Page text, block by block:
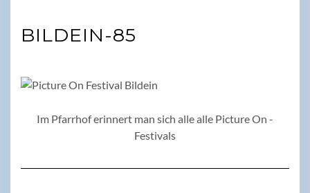
BILDEIN-85
Im Pfarrhof erinnert man sich alle alle Picture On -
Festivals